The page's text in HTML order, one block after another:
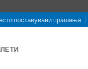
поставувани прашања